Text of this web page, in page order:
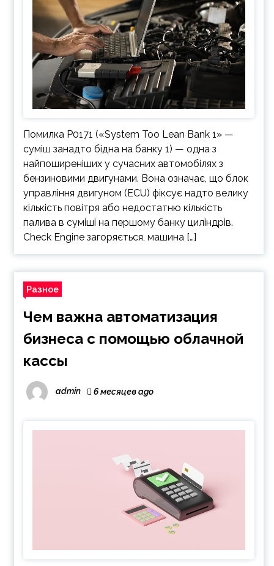
Помилка P0171 («System Too Lean Bank 1» —
суміш занадто бідна на банку 1) — одна з
найпоширеніших у сучасних автомобілях з
бензиновими двигунами. Вона означає, що блок
управління двигуном (ECU) фіксує надто велику
кількість повітря або недостатню кількість
палива в суміші на першому банку циліндрів.
Check Engine загоряється, машина […]
Разное
Чем важна автоматизация
бизнеса с помощью облачной
кассы
admin 6 месяцев ago